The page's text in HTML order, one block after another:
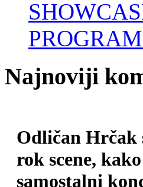
Najnoviji
Odličan Hrčak
rok scene,
samostalni